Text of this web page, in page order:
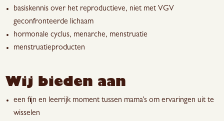
basiskennis over het reproductieve, niet met VGV
geconfronteerde lichaam
hormonale cyclus, menarche, menstruatie
menstruatieproducten
Wij bieden aan
een fijn en leerrijk moment tussen mama’s om ervaringen uit te
wisselen